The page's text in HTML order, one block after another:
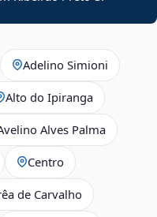
Adelino Simioni
Alto do Ipiranga
Alves Palma
Centro
de Carvalho